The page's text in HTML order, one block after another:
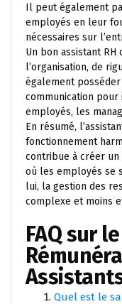
Il peut également
employés en leur
nécessaires sur
Un bon assistant RH
l’organisation, de
également
communication
employés, les
En résumé,
fonctionnement
contribue à créer
où les employés se
lui, la gestion des
complexe et moins
FAQ sur
Quel est le